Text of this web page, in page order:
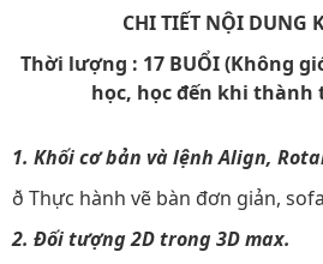
CHI TIẾT NỘI DUNG
Thời lượng : 17 BUỔI (Không
học, học đến khi
1. Khối cơ bản và lệnh Align,
ð Thực hành vẽ bàn đơn giản,
2. Đối tượng 2D trong 3D max.